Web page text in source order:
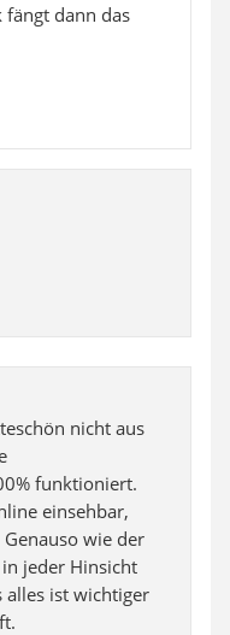
dann das
nicht aus
funktioniert.
einsehbar,
wie der
jeder Hinsicht
alles ist wichtiger